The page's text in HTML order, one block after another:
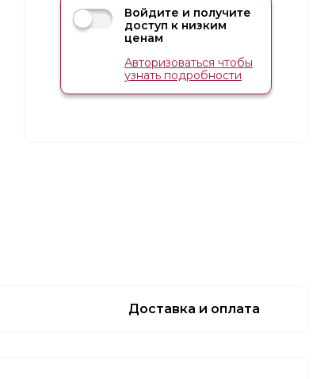
Войдите и получите
доступ к низким
ценам
Авторизоваться чтобы
узнать подробности
Доставка и оплата